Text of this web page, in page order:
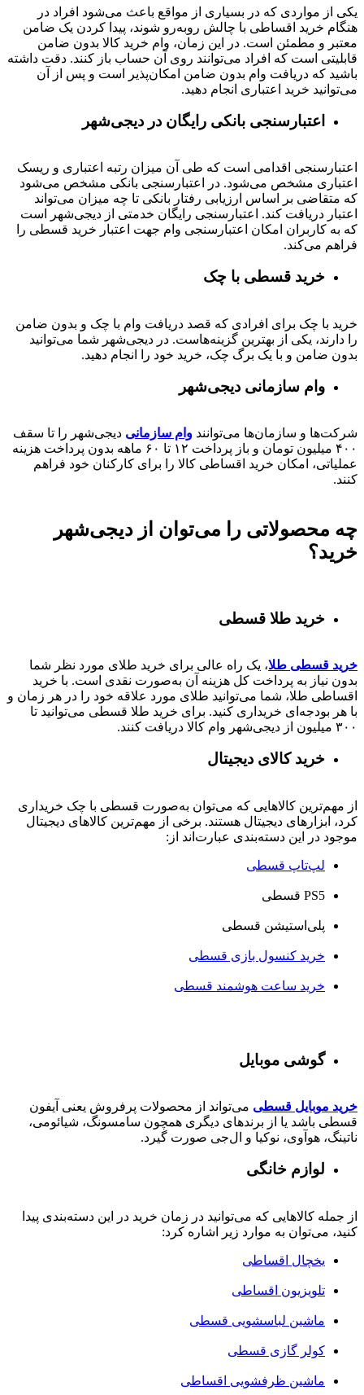
یکی از مواردی که در بسیاری از مواقع باعث می‌شود افراد در
هنگام خرید اقساطی با چالش روبه‌رو شوند، پیدا کردن یک ضامن
معتبر و مطمئن است. در این زمان، وام خرید کالا بدون ضامن
قابلیتی است که افراد می‌توانند روی آن حساب باز کنند. دقت داشته
باشید که دریافت وام بدون ضامن امکان‌پذیر است و پس از آن
می‌توانید خرید اعتباری انجام دهید.
اعتبارسنجی بانکی رایگان در دیجی‌شهر
اعتبارسنجی اقدامی است که طی آن میزان رتبه اعتباری و ریسک
اعتباری مشخص می‌شود. در اعتبارسنجی بانکی مشخص می‌شود
که متقاضی بر اساس ارزیابی رفتار بانکی تا چه میزان می‌تواند
اعتبار دریافت کند. اعتبارسنجی رایگان خدمتی از دیجی‌شهر است
که به کاربران امکان اعتبارسنجی وام جهت اعتبار خرید قسطی را
فراهم می‌کند.
خرید قسطی با چک
خرید با چک برای افرادی که قصد دریافت وام با چک و بدون ضامن
را دارند، یکی از بهترین گزینه‌هاست. در دیجی‌شهر شما می‌توانید
بدون ضامن و با یک برگ چک، خرید خود را انجام دهید.
وام سازمانی دیجی‌شهر
شرکت‌ها و سازمان‌ها می‌توانند وام سازمانی دیجی‌شهر را تا سقف
۴۰۰ میلیون تومان و باز پرداخت ۱۲ تا ۶۰
ماهه بدون پرداخت هزینه
عملیاتی، امکان خرید اقساطی کالا را برای کارکنان خود فراهم
کنند.
چه محصولاتی را می‌توان از دیجی‌شهر
خرید؟
خرید طلا قسطی
خرید قسطی طلا، یک راه عالی برای خرید طلای مورد نظر شما
بدون نیاز به پرداخت کل هزینه آن به‌صورت نقدی است. با خرید
اقساطی طلا، شما می‌توانید طلای مورد علاقه خود را در هر زمان و
با هر بودجه‌ای خریداری کنید. برای خرید طلا قسطی می‌توانید تا
۳۰۰ میلیون از دیجی‌شهر وام کالا دریافت کنند.
خرید کالای دیجیتال
از مهم‌ترین کالاهایی که می‌توان به‌صورت قسطی با چک خریداری
کرد، ابزارهای دیجیتال هستند. برخی از مهم‌ترین کالاهای دیجیتال
موجود در این دسته‌بندی عبارت‌اند از:
لپ‌تاپ قسطی
PS5 قسطی
پلی‌استیشن قسطی
خرید کنسول بازی قسطی
خرید ساعت هوشمند قسطی
گوشی موبایل
خرید موبایل قسطی می‌تواند از محصولات پرفروش یعنی آیفون
قسطی باشد یا از برندهای دیگری همچون سامسونگ، شیائومی،
ناتینگ، هوآوی، نوکیا و ال‌جی صورت گیرد.
لوازم خانگی
از جمله کالاهایی که می‌توانید در زمان خرید در این دسته‌بندی پیدا
کنید، می‌توان به موارد زیر اشاره کرد:
یخچال اقساطی
تلویزیون اقساطی
ماشین لباسشویی قسطی
کولر گازی قسطی
ماشین ظرفشویی اقساطی